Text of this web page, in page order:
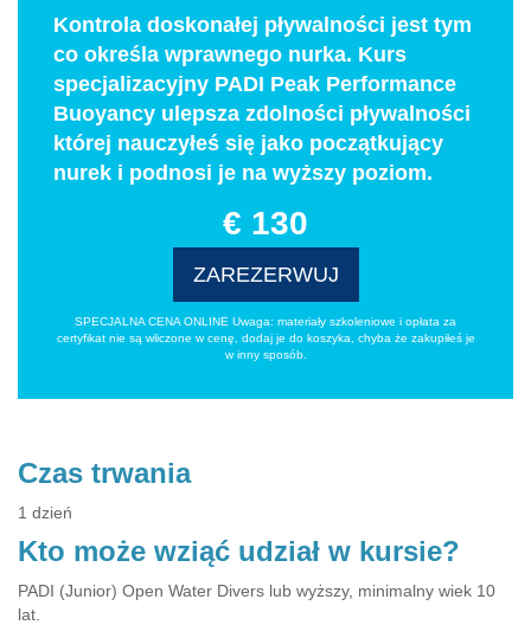
Kontrola doskonałej pływalności jest tym
co określa wprawnego nurka. Kurs
specjalizacyjny PADI Peak Performance
Buoyancy ulepsza zdolności pływalności
której nauczyłeś się jako początkujący
nurek i podnosi je na wyższy poziom.
€ 130
ZAREZERWUJ
SPECJALNA CENA ONLINE Uwaga: materiały szkoleniowe i opłata za
certyfikat nie są wliczone w cenę, dodaj je do koszyka, chyba że zakupiłeś je
w inny sposób.
Czas trwania
1 dzień
Kto może wziąć udział w kursie?
PADI (Junior) Open Water Divers lub wyższy, minimalny wiek 10
lat.